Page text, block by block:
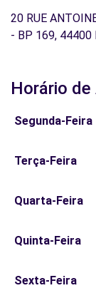
20 RUE
- BP 169, 44400
Horário
Segunda-Feira
Terça-Feira
Quarta-Feira
Quinta-Feira
Sexta-Feira